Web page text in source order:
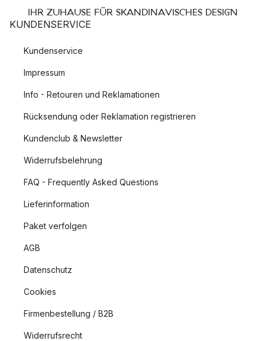
IHR ZUHAUSE FÜR SKANDINAVISCHES DESIGN
KUNDENSERVICE
Kundenservice
Impressum
Info - Retouren und Reklamationen
Rücksendung oder Reklamation registrieren
Kundenclub & Newsletter
Widerrufsbelehrung
FAQ - Frequently Asked Questions
Lieferinformation
Paket verfolgen
AGB
Datenschutz
Cookies
Firmenbestellung / B2B
Widerrufsrecht